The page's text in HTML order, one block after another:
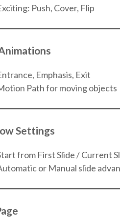
Push, Cover, Flip
Emphasis, Exit
Path for moving objects
Settings
from First Slide / Current
or Manual slide